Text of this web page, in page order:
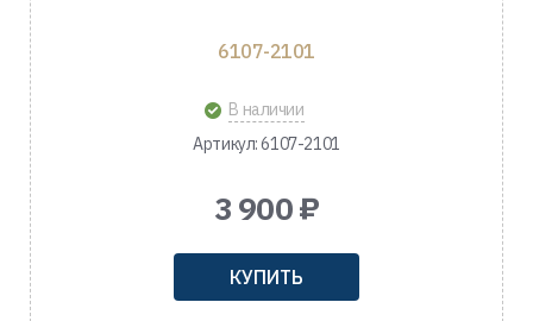
6107-2101
В наличии
Артикул: 6107-2101
3 900 ₽
КУПИТЬ